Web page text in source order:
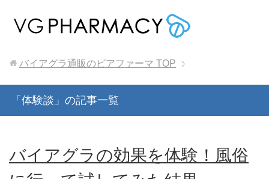
バイアグラ通販のビアファーマ TOP
「体験談」の記事一覧
バイアグラの効果を体験！風俗